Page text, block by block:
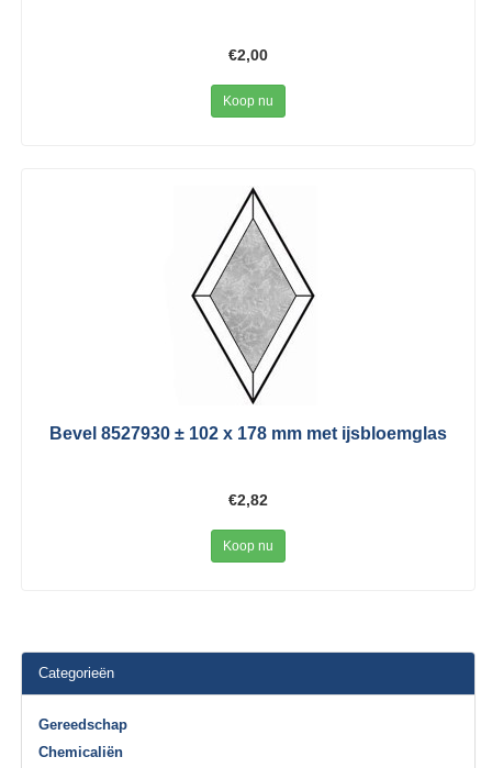
€2,00
Koop nu
Bevel 8527930 ± 102 x 178 mm met ijsbloemglas
€2,82
Koop nu
Categorieën
Gereedschap
Chemicaliën